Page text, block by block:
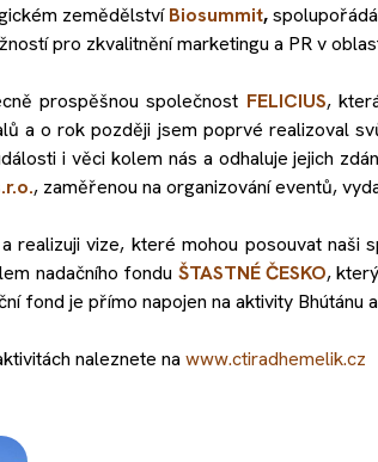
zemědělstvíBiosummit,
pro zkvalitnění marketingu a PR v
prospěšnou společnost FELICIUS,
a o rok později jsem poprvé realizoval
i věci kolem nás a odhaluje jejich
, zaměřenou na organizování eventů,
realizuji vize, které mohou posouvat
nadačního fondu ŠTASTNÉ ČESKO,
fond je přímo napojen na aktivity Bhútánu
naleznete na www.ctiradhemelik.cz